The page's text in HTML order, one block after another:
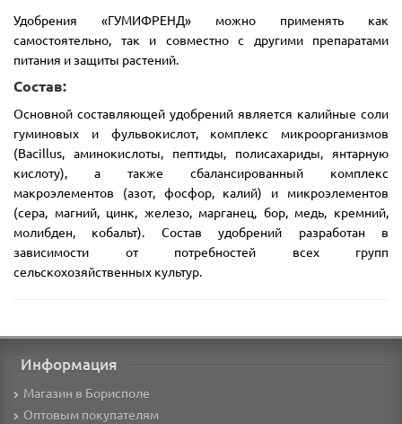
Удобрения «ГУМИФРЕНД» можно применять как
самостоятельно, так и совместно с другими препаратами
питания и защиты растений.
Состав:
Основной составляющей удобрений является калийные соли
гуминовых и фульвокислот, комплекс микроорганизмов
(Bacillus, аминокислоты, пептиды, полисахариды, янтарную
кислоту), а также сбалансированный комплекс
макроэлементов (азот, фосфор, калий) и микроэлементов
(сера, магний, цинк, железо, марганец, бор, медь, кремний,
молибден, кобальт). Состав удобрений разработан в
зависимости от потребностей всех групп
сельскохозяйственных культур.
Информация
Магазин в Борисполе
Оптовым покупателям